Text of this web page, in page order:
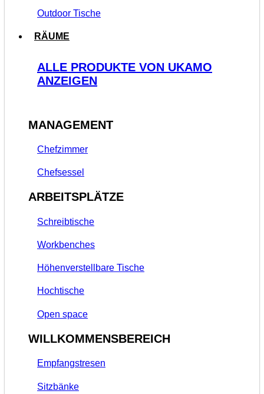
Outdoor Tische
RÄUME
ALLE PRODUKTE VON UKAMO
ANZEIGEN
MANAGEMENT
Chefzimmer
Chefsessel
ARBEITSPLÄTZE
Schreibtische
Workbenches
Höhenverstellbare Tische
Hochtische
Open space
WILLKOMMENSBEREICH
Empfangstresen
Sitzbänke